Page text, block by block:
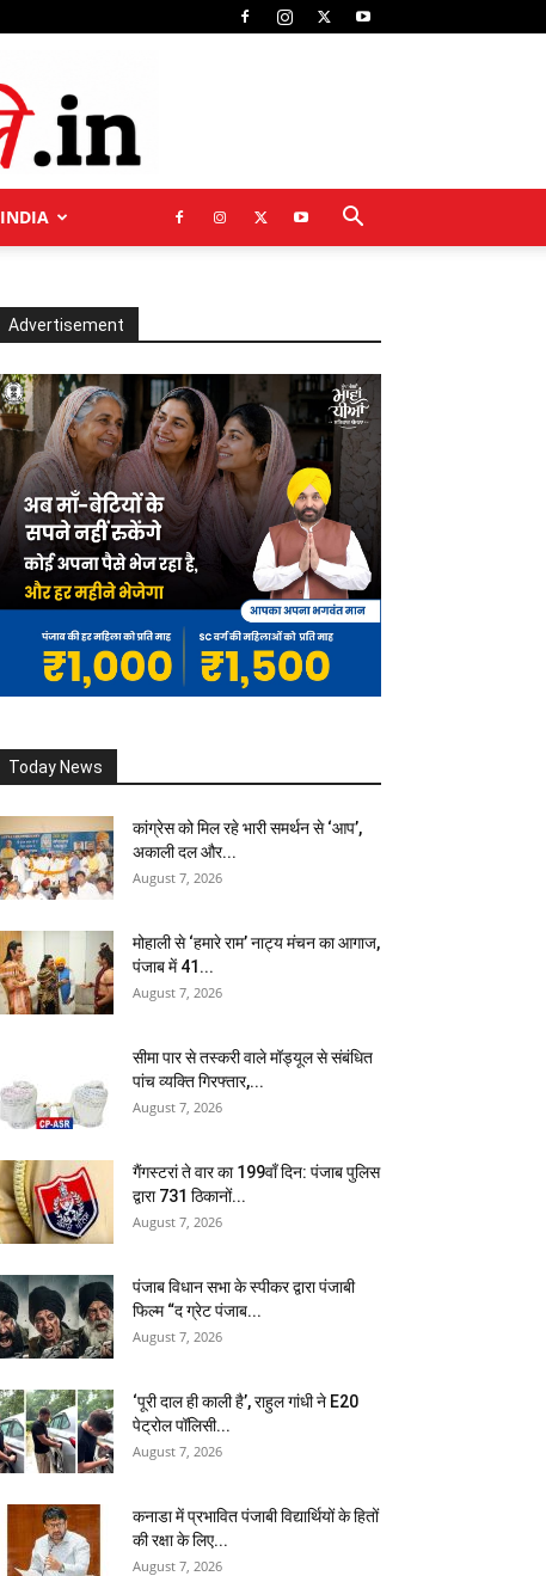
INDIA
Advertisement
Today News
कांग्रेस को मिल रहे भारी समर्थन से ‘आप’,
अकाली दल और...
August 7, 2026
मोहाली से ‘हमारे राम’ नाट्य मंचन का आगाज,
पंजाब में 41...
August 7, 2026
सीमा पार से तस्करी वाले मॉड्यूल से संबंधित
पांच व्यक्ति गिरफ्तार,...
August 7, 2026
गैंगस्टरां ते वार का 199वाँ दिन: पंजाब पुलिस
द्वारा 731 ठिकानों...
August 7, 2026
पंजाब विधान सभा के स्पीकर द्वारा पंजाबी
फिल्म “द ग्रेट पंजाब...
August 7, 2026
‘पूरी दाल ही काली है’, राहुल गांधी ने E20
पेट्रोल पॉलिसी...
August 7, 2026
कनाडा में प्रभावित पंजाबी विद्यार्थियों के हितों
की रक्षा के लिए...
August 7, 2026